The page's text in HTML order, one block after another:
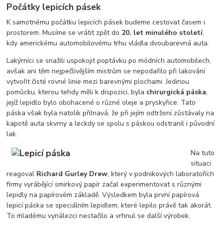
Počátky lepicích pásek
K samotnému počátku lepicích pásek budeme cestovat časem i
prostorem. Musíme se vrátit zpět do 20. let minulého století,
kdy americkému automobilovému trhu vládla dvoubarevná auta.
Lakýrníci se snažili uspokojit poptávku po módních automobilech,
avšak ani těm nejpečlivějším mistrům se nepodařilo při lakování
vytvořit čisté rovné linie mezi barevnými plochami. Jedinou
pomůcku, kterou tehdy měli k dispozici, byla chirurgická páska,
jejíž lepidlo bylo obohacené o různé oleje a pryskyřice. Tato
páska však byla natolik přilnavá, že při jejím odtržení zůstávaly na
kapotě auta skvrny a leckdy se spolu s páskou odstranil i původní
lak.
Na tuto
situaci
reagoval Richard Gurley Drew, který v podnikových laboratořích
firmy vyrábějící smirkový papír začal experimentovat s různými
lepidly na papírovém základě. Výsledkem byla první papírová
lepicí páska se speciálním lepidlem, které lepilo právě tak akorát.
To mladému vynálezci nestačilo a vrhnul se další výrobek.